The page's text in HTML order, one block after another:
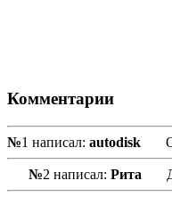
Комментарии
№1 написал: autodisk
№2 написал: Рита Да